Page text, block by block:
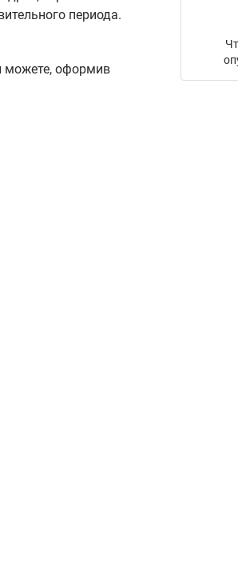
периода.
можете, оформив